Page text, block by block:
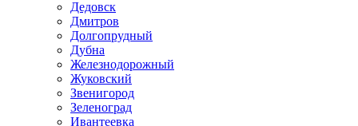
Дедовск
Дмитров
Долгопрудный
Дубна
Железнодорожный
Жуковский
Звенигород
Зеленоград
Ивантеевка